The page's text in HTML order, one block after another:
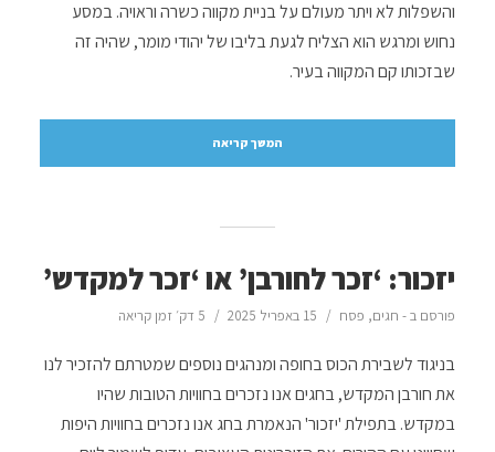
והשפלות לא ויתר מעולם על בניית מקווה כשרה וראויה. במסע
נחוש ומרגש הוא הצליח לגעת בליבו של יהודי מומר, שהיה זה
שבזכותו קם המקווה בעיר.
המשך קריאה
יזכור: ‘זכר לחורבן’ או ‘זכר למקדש’
פורסם ב - חגים, פסח 15 באפריל 2025 5 דק׳ זמן קריאה
בניגוד לשבירת הכוס בחופה ומנהגים נוספים שמטרתם להזכיר לנו
את חורבן המקדש, בחגים אנו נזכרים בחוויות הטובות שהיו
במקדש. בתפילת 'יזכור' הנאמרת בחג אנו נזכרים בחוויות היפות